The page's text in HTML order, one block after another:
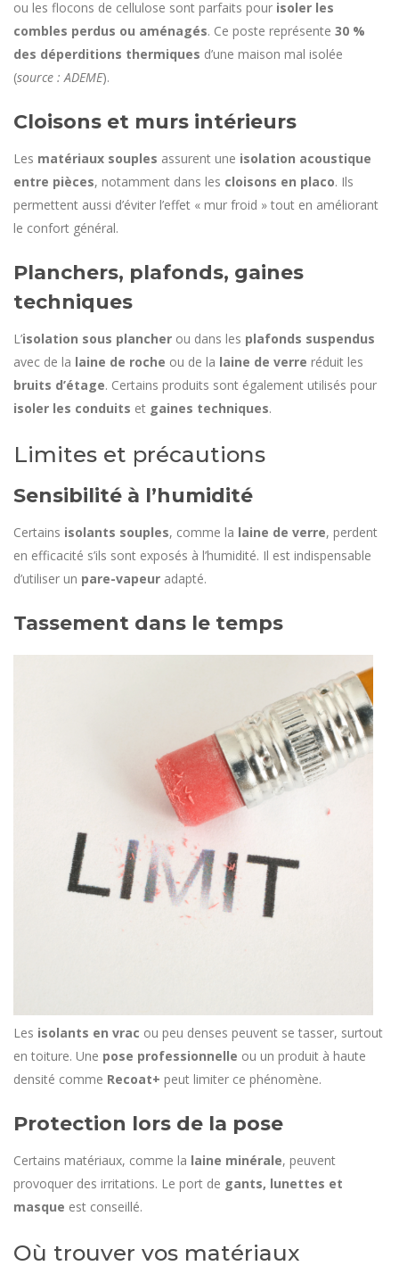
ou les flocons de cellulose sont parfaits pour isoler les
combles perdus ou aménagés. Ce poste représente 30 %
des déperditions thermiques d’une maison mal isolée
(source : ADEME).
Cloisons et murs intérieurs
Les matériaux souples assurent une isolation acoustique
entre pièces, notamment dans les cloisons en placo. Ils
permettent aussi d’éviter l’effet « mur froid » tout en améliorant
le confort général.
Planchers, plafonds, gaines
techniques
L’isolation sous plancher ou dans les plafonds suspendus
avec de la laine de roche ou de la laine de verre réduit les
bruits d’étage. Certains produits sont également utilisés pour
isoler les conduits et gaines techniques.
Limites et précautions
Sensibilité à l’humidité
Certains isolants souples, comme la laine de verre, perdent
en efficacité s’ils sont exposés à l’humidité. Il est indispensable
d’utiliser un pare-vapeur adapté.
Tassement dans le temps
Les isolants en vrac ou peu denses peuvent se tasser, surtout
en toiture. Une pose professionnelle ou un produit à haute
densité comme Recoat+ peut limiter ce phénomène.
Protection lors de la pose
Certains matériaux, comme la laine minérale, peuvent
provoquer des irritations. Le port de gants, lunettes et
masque est conseillé.
Où trouver vos matériaux